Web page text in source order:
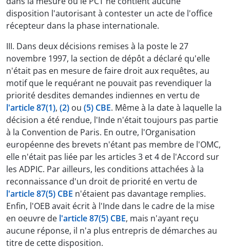
disposition l'autorisant à contester un acte de l'office
récepteur dans la phase internationale.
III. Dans deux décisions remises à la poste le 27
novembre 1997, la section de dépôt a déclaré qu'elle
n'était pas en mesure de faire droit aux requêtes, au
motif que le requérant ne pouvait pas revendiquer la
priorité desdites demandes indiennes en vertu de
l'article 87(1), (2) ou (5) CBE. Même à la date à laquelle la
décision a été rendue, l'Inde n'était toujours pas partie
à la Convention de Paris. En outre, l'Organisation
européenne des brevets n'étant pas membre de l'OMC,
elle n'était pas liée par les articles 3 et 4 de l'Accord sur
les ADPIC. Par ailleurs, les conditions attachées à la
reconnaissance d'un droit de priorité en vertu de
l'article 87(5) CBE n'étaient pas davantage remplies.
Enfin, l'OEB avait écrit à l'Inde dans le cadre de la mise
en oeuvre de l'article 87(5) CBE, mais n'ayant reçu
aucune réponse, il n'a plus entrepris de démarches au
titre de cette disposition.